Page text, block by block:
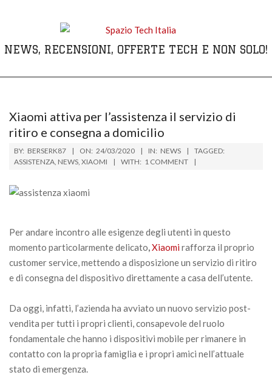
NEWS, RECENSIONI, OFFERTE TECH E NON SOLO!
Menu
Xiaomi attiva per l’assistenza il servizio di
ritiro e consegna a domicilio
BY: BERSERK87 ON: 24/03/2020 IN: NEWS
TAGGED:
ASSISTENZA NEWS XIAOMI WITH: 1 COMMENT
Per andare incontro alle esigenze degli utenti in questo
momento particolarmente delicato,Xiaomirafforza il proprio
customer service, mettendo a disposizione un servizio di ritiro
e di consegna del dispositivo direttamente a casa dell’utente.
Da oggi, infatti, l’azienda ha avviato un nuovo servizio post-
vendita per tutti i propri clienti, consapevole del ruolo
fondamentale che hanno i dispositivi mobile per rimanere in
contatto con la propria famiglia e i propri amici nell’attuale
stato di emergenza.